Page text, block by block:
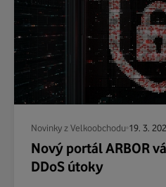
Novinky z Velkoobchodu 19. 3.
Nový portál ARBOR
DDoS útoky